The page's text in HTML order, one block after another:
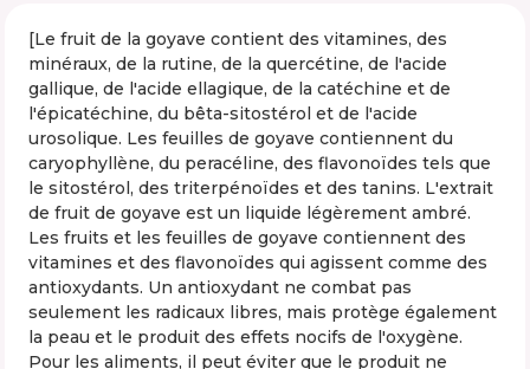
[Le fruit de la goyave contient des vitamines, des
minéraux, de la rutine, de la quercétine, de l'acide
gallique, de l'acide ellagique, de la catéchine et de
l'épicatéchine, du bêta-sitostérol et de l'acide
urosolique. Les feuilles de goyave contiennent du
caryophyllène, du peracéline, des flavonoïdes tels que
le sitostérol, des triterpénoïdes et des tanins. L'extrait
de fruit de goyave est un liquide légèrement ambré.
Les fruits et les feuilles de goyave contiennent des
vitamines et des flavonoïdes qui agissent comme des
antioxydants. Un antioxydant ne combat pas
seulement les radicaux libres, mais protège également
la peau et le produit des effets nocifs de l'oxygène.
Pour les aliments, il peut éviter que le produit ne